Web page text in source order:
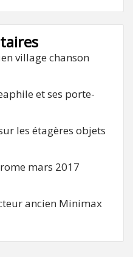
village chanson
et ses porte-
les étagères objets
mars 2017
ancien Minimax